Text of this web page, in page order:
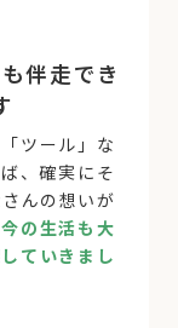
伴走でき
「ツール」な
、確実にそ
んの想いが
今の生活も大
ていきまし